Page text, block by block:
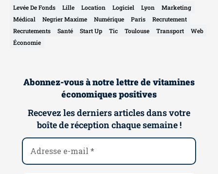
Levée De Fonds
Lille Location Logiciel Lyon
Marketing
Médical
Negrier Maxime Numérique Paris
Recrutement
Recrutements
Santé Start Up Tic Toulouse Transport
Web
Économie
Abonnez-vous à notre lettre de vitamines
économiques positives
Recevez les derniers articles dans votre
boîte de réception chaque semaine !